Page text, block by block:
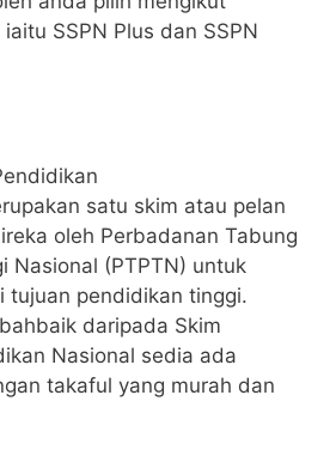
SSPN Plus dan SSPN
satu skim atau pelan
oleh Perbadanan Tabung
Nasional (PTPTN) untuk
tujuan pendidikan tinggi.
daripada Skim
Nasional sedia ada
takaful yang murah dan